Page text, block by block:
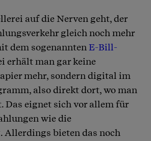
auf die Nerven geht, der
gleich noch mehr
dem sogenanntenE-Bill-
erhält man gar keine
mehr, sondern digital im
also direkt dort, wo man
Das eignet sich vor allem für
wie die
Allerdings bieten das noch